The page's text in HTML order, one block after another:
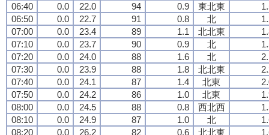
06:40
0.0 22.0 94 0.9 東北東
06:50
0.0 22.7 91 0.8 北
07:00
0.0 23.4 89 1.1 北北東
07:10
0.0 23.7 90 0.9 北
07:20
0.0 24.0 88 1.6 北
07:30
0.0 23.9 88 1.8 北北東
07:40
0.0 24.1 87 1.4 北東
07:50
0.0 24.2 86 1.0 北東
08:00
0.0 24.5 88 0.8 西北西
08:10
0.0 24.9 87 1.0 北
08:20
0.0 26.2 82 0.6 北北東